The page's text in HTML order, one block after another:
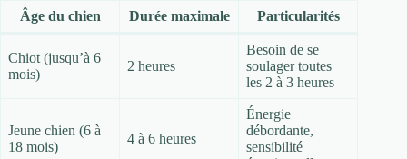
Âge du chien Durée maximale Particularités
Chiot (jusqu’à 6
mois)
2 heures
Besoin de se
soulager toutes
les 2 à 3 heures
Jeune chien (6 à
18 mois)
4 à 6 heures
Énergie
débordante,
sensibilité